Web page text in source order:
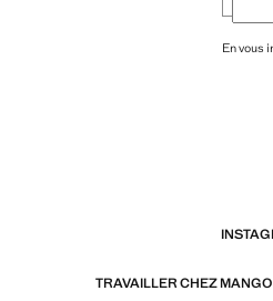
En vous
TRAVAILLER CHEZ MANGO